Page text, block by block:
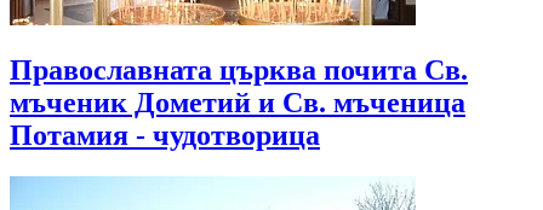
Православната църква почита Св.
мъченик Дометий и Св. мъченица
Потамия - чудотворица